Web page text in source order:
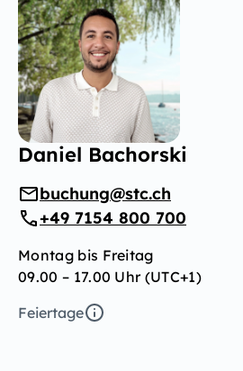
Daniel Bachorski
buchung@stc.ch
+49 7154 800 700
Montag bis Freitag
09.00 – 17.00 Uhr (UTC+1)
Feiertage